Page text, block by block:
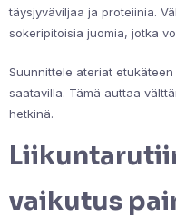
täysjyväviljaa ja proteiinia.
sokeripitoisia juomia, jotka
Suunnittele ateriat
saatavilla. Tämä auttaa
hetkinä.
vaikutus